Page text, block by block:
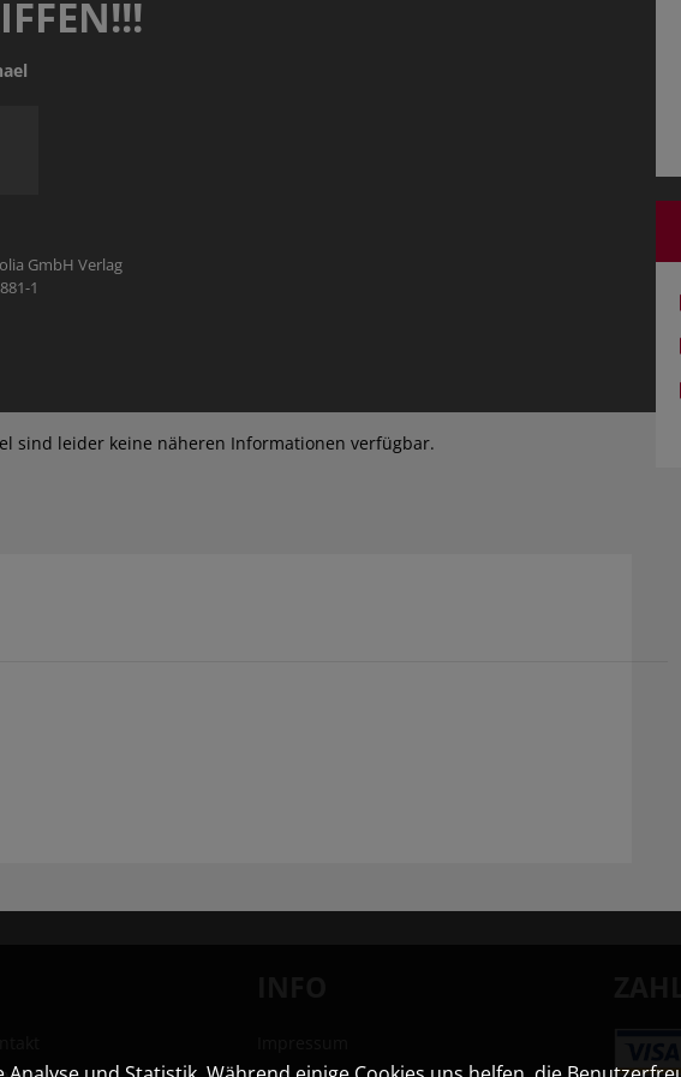
THEOLOGIE - FACHBUCH
SONDERANGEBOTE
MANUSKRIPTEINREICHUNGEN
VERANSTALTUNGSANGEBOT
GmbH Verlag
1
sind leider keine näheren Informationen verfügbar.